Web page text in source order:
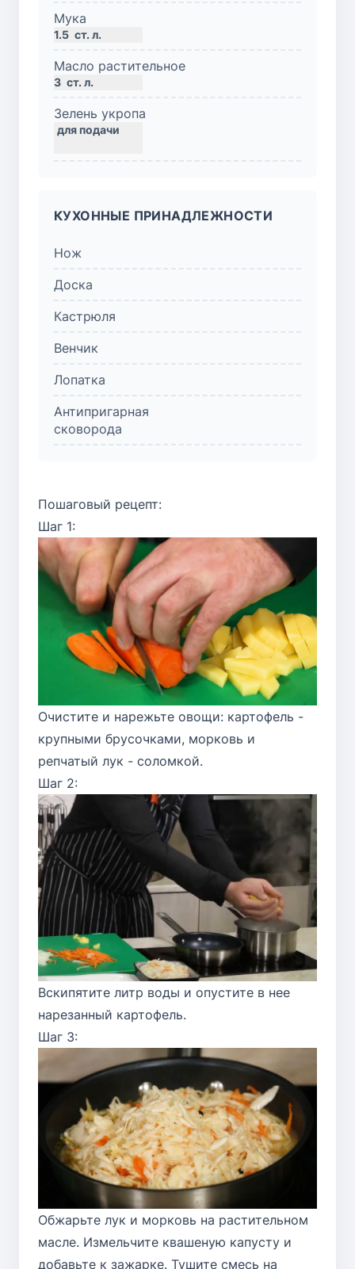
Мука
1.5 ст. л.
Масло растительное
3 ст. л.
Зелень укропа
КУХОННЫЕ ПРИНАДЛЕЖНОСТИ
Нож
Доска
Кастрюля
Венчик
Лопатка
Антипригарная
сковорода
Пошаговый рецепт:
Шаг 1:
Очистите и нарежьте овощи: картофель -
крупными брусочками, морковь и
репчатый лук - соломкой.
Шаг 2:
Вскипятите литр воды и опустите в нее
нарезанный картофель.
Шаг 3:
Обжарьте лук и морковь на растительном
масле. Измельчите квашеную капусту и
добавьте к зажарке. Тушите смесь на